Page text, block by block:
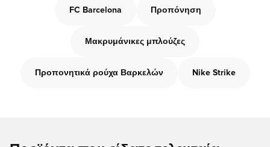
FC Barcelona Προπόνηση
Μακρυμάνικες μπλούζες
Προπονητικά ρούχα Βαρκελών Nike Strike